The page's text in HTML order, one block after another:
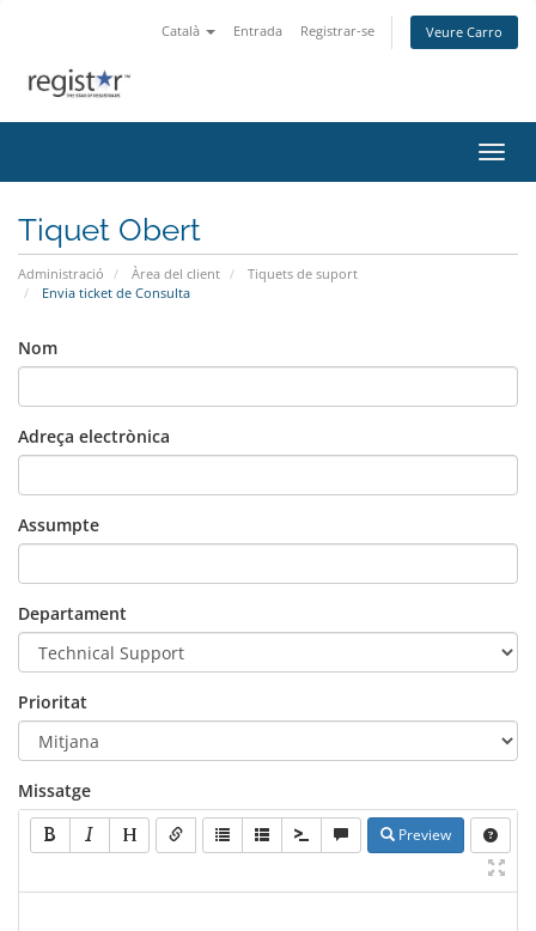
Català Entrada Registrar-se Veure Carro
Tiquet Obert
Administració Àrea del client
Tiquets de suport
Envia ticket de Consulta
Nom
Adreça electrònica
Assumpte
Departament
Prioritat
Missatge
Preview